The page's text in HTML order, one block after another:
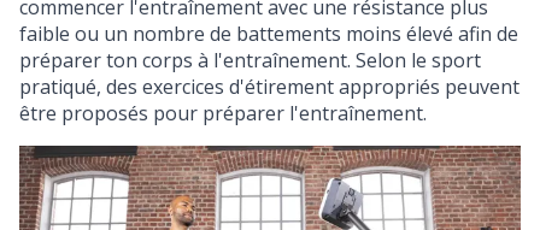
commencer l'entraînement avec une résistance plus
faible ou un nombre de battements moins élevé afin de
préparer ton corps à l'entraînement. Selon le sport
pratiqué, des exercices d'étirementappropriés peuvent
être proposés pour préparer l'entraînement.